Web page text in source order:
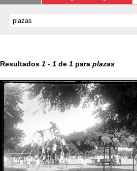
Resultados 1 - 1 de 1 para plazas